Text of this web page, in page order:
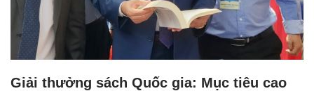
Giải thưởng sách Quốc gia: Mục tiêu cao